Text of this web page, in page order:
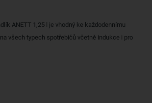
ANETT 1,25 l je vhodný ke každodennímu
všech typech spotřebičů včetně indukce i pro